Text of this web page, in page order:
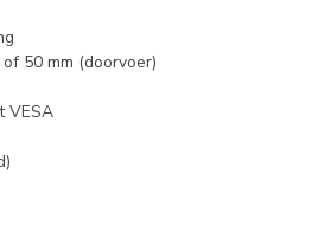
50 mm (doorvoer)
VESA